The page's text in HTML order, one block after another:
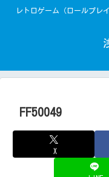
レトロゲーム（ロールプレ
FF50049
X